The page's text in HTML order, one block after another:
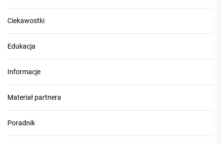
Ciekawostki
Edukacja
Informacje
Materiał partnera
Poradnik